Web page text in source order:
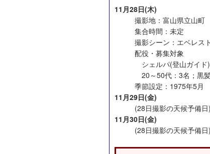
11月28日(木)
撮影地：富山県立山町
集合時間：未定
撮影シーン：エベレスト
配役・募集対象
シェルパ(登山ガイド
20～50代：3名；黒
季節設定：1975年5月
11月29日(金)
(28日撮影の天候予備日)
11月30日(金)
(28日撮影の天候予備日)